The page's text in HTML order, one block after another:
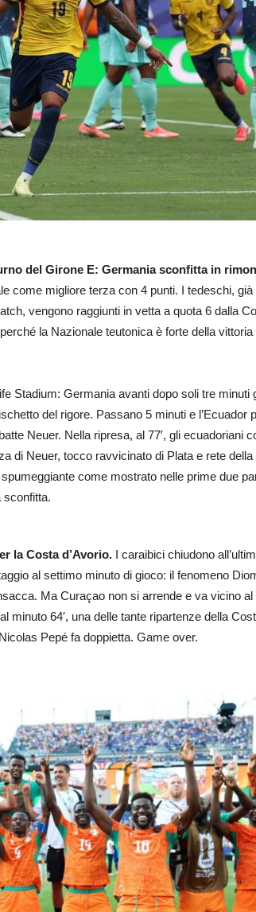
del Girone E: Germania sconfitta in
come migliore terza con 4 punti. I tedeschi, già
vengono raggiunti in vetta a quota 6 dalla
la Nazionale teutonica è forte della
Stadium: Germania avanti dopo soli tre minuti
del rigore. Passano 5 minuti e l’Ecuador
Neuer. Nella ripresa, al 77′, gli ecuadoriani
di Neuer, tocco ravvicinato di Plata e rete della
come mostrato nelle prime due
sconfitta.
la Costa d’Avorio. I caraibici chiudono
al settimo minuto di gioco: il fenomeno
Ma Curaçao non si arrende e va vicino al
64′, una delle tante ripartenze della
Pepé fa doppietta. Game over.